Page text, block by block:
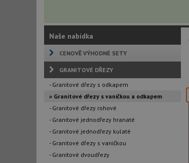
Naše nabídka
CENOVĚ VÝHODNÉ SETY
GRANITOVÉ DŘEZY
- Granitové dřezy s odkapem
» Granitové dřezy s vaničkou a odkapem
- Granitové dřezy rohové
- Granitové jednodřezy hranaté
- Granitové jednodřezy kulaté
- Granitové dřezy s vaničkou
- Granitové dvoudřezy